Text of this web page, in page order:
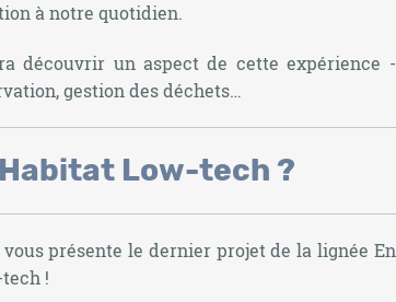
à notre quotidien.
découvrir un aspect de cette expérience -
gestion des déchets…
Low-tech ?
présente le dernier projet de la lignée En
!